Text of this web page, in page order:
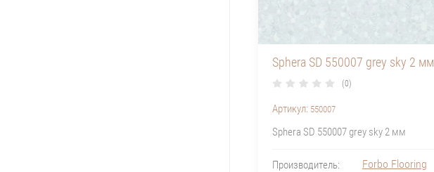
Sphera SD 550007 grey sky 2 мм
(0)
Артикул: 550007
Sphera SD 550007 grey sky 2 мм
Производитель: Forbo Flooring